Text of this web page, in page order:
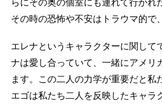
らにその奥の個室にも連れて行かれ
その時の恐怖や不安はトラウマ的で
エレナというキャラクターに関して
ナは愛し合っていて、一緒にアメリ
ます。この二人の力学が重要だと私
エゴは私たち二人を反映したキャラ